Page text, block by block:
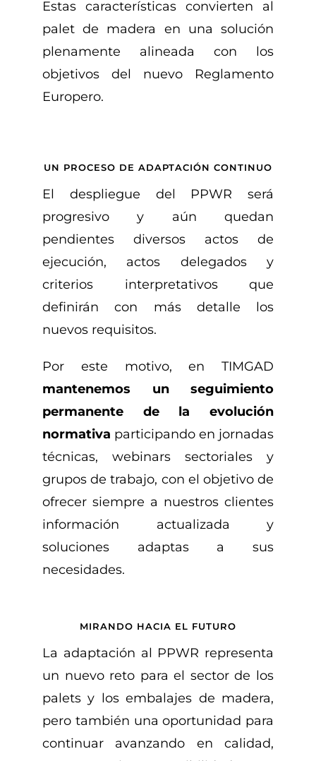
Estas características convierten al
palet de madera en una solución
plenamente alineada con los
objetivos del nuevo Reglamento
Europero.
UN PROCESO DE ADAPTACIÓN CONTINUO
El despliegue del PPWR será
progresivo y aún quedan
pendientes diversos actos de
ejecución, actos delegados y
criterios interpretativos que
definirán con más detalle los
nuevos requisitos.
Por este motivo, en TIMGAD
mantenemos un seguimiento
permanente de la evolución
normativa participando en jornadas
técnicas, webinars sectoriales y
grupos de trabajo, con el objetivo de
ofrecer siempre a nuestros clientes
información actualizada y
soluciones adaptas a sus
necesidades.
MIRANDO HACIA EL FUTURO
La adaptación al PPWR representa
un nuevo reto para el sector de los
palets y los embalajes de madera,
pero también una oportunidad para
continuar avanzando en calidad,